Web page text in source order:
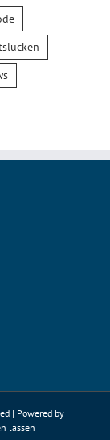
| Powered by
lassen